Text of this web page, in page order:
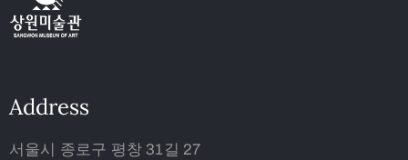
Address
서울시 종로구 평창 31길 27